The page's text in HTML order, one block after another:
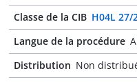
Classe de la CIB H04L 27/
Langue de la procédure
Distribution Non